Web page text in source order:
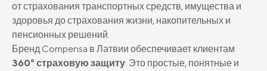
Apdrošināšanas izplatītāji
Pieejamības paziņojums
от страхования транспортных средств, имущества и
здоровья до страхования жизни, накопительных и
пенсионных решений.
Бренд Compensa в Латвии обеспечивает клиентам
360° страховую защиту. Это простые, понятные и